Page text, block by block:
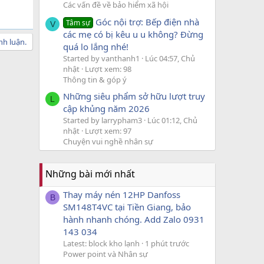
luận.
Các vấn đề về bảo hiểm xã hội
V Tâm sự Góc nội trợ: Bếp điện nhà
các mẹ có bị kêu u u không? Đừng
quá lo lắng nhé!
Started by vanthanh1
Lúc 04:57, Chủ
nhật Lượt xem: 98
Thông tin & góp ý
L
Những siêu phẩm sở hữu lượt truy
cập khủng năm 2026
Started by larrypham3 Lúc 01:12, Chủ
nhật Lượt xem: 97
Chuyện vui nghề nhân sự
Những bài mới nhất
B
Thay máy nén 12HP Danfoss
SM148T4VC tại Tiền Giang, bảo
hành nhanh chóng. Add Zalo 0931
143 034
Latest: block kho lạnh
1 phút trước
Power point và Nhân sự